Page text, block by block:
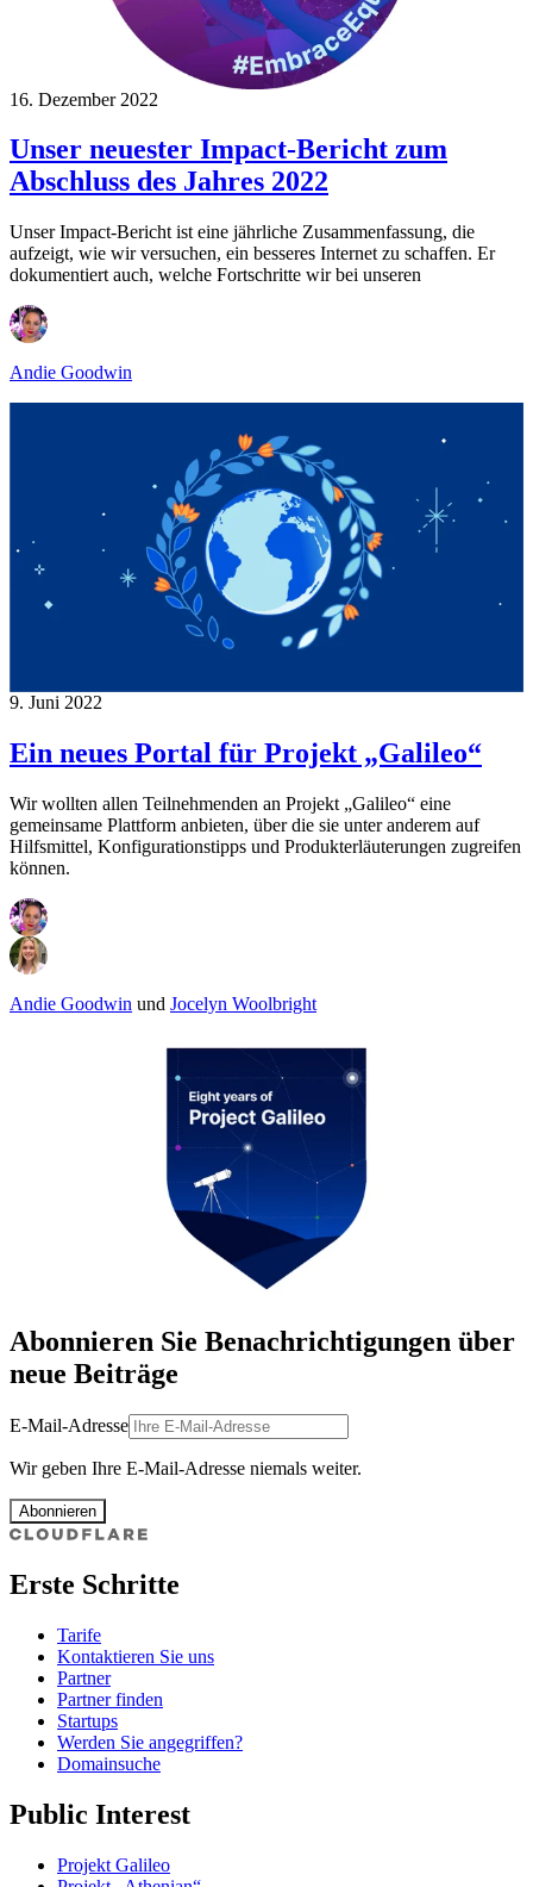
16. Dezember 2022
Unser neuester Impact-Bericht zum
Abschluss des Jahres 2022
Unser Impact-Bericht ist eine jährliche Zusammenfassung, die
aufzeigt, wie wir versuchen, ein besseres Internet zu schaffen. Er
dokumentiert auch, welche Fortschritte wir bei unseren
Andie Goodwin
9. Juni 2022
Ein neues Portal für Projekt „Galileo“
Wir wollten allen Teilnehmenden an Projekt „Galileo“ eine
gemeinsame Plattform anbieten, über die sie unter anderem auf
Hilfsmittel, Konfigurationstipps und Produkterläuterungen zugreifen
können.
Andie Goodwin und Jocelyn Woolbright
Abonnieren Sie Benachrichtigungen über
neue Beiträge
E-Mail-Adresse
Wir geben Ihre E-Mail-Adresse niemals weiter.
Abonnieren
Erste Schritte
Tarife
Kontaktieren Sie uns
Partner
Partner finden
Startups
Werden Sie angegriffen?
Domainsuche
Public Interest
Projekt Galileo